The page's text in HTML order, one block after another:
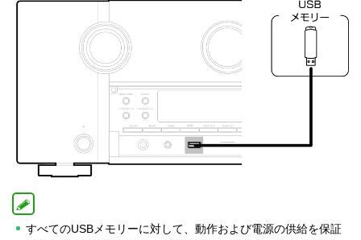
すべてのUSBメモリーに対して、動作および電源の供給を保証